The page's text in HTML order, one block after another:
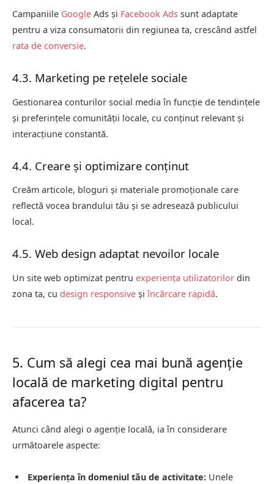
Campaniile Google Ads și Facebook Ads sunt adaptate
pentru a viza consumatorii din regiunea ta, crescând astfel
rata de conversie.
4.3. Marketing pe rețelele sociale
Gestionarea conturilor social media în funcție de tendințele
și preferințele comunității locale, cu conținut relevant și
interacțiune constantă.
4.4. Creare și optimizare conținut
Creăm articole, bloguri și materiale promoționale care
reflectă vocea brandului tău și se adresează publicului
local.
4.5. Web design adaptat nevoilor locale
Un site web optimizat pentru experiența utilizatorilor din
zona ta, cu design responsive șiîncărcare rapidă.
5. Cum să alegi cea mai bună agenție
locală de marketing digital pentru
afacerea ta?
Atunci când alegi o agenție locală, ia în considerare
următoarele aspecte:
Experiența în domeniul tău de activitate: Unele